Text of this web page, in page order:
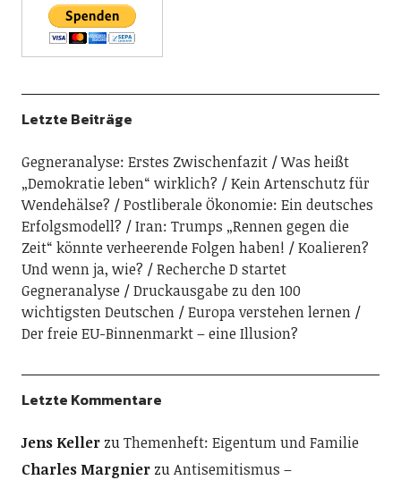
Letzte Beiträge
Gegneranalyse: Erstes Zwischenfazit
Was heißt
„Demokratie leben“ wirklich?
Kein Artenschutz für
Wendehälse?
Postliberale Ökonomie: Ein deutsches
Erfolgsmodell?
Iran: Trumps „Rennen gegen die
Zeit“ könnte verheerende Folgen haben!
Koalieren?
Und wenn ja, wie?
Recherche D startet
Gegneranalyse
Druckausgabe zu den 100
wichtigsten Deutschen
Europa verstehen lernen
Der freie EU-Binnenmarkt – eine Illusion?
Letzte Kommentare
Jens KellerzuThemenheft: Eigentum und Familie
Charles MargnierzuAntisemitismus –